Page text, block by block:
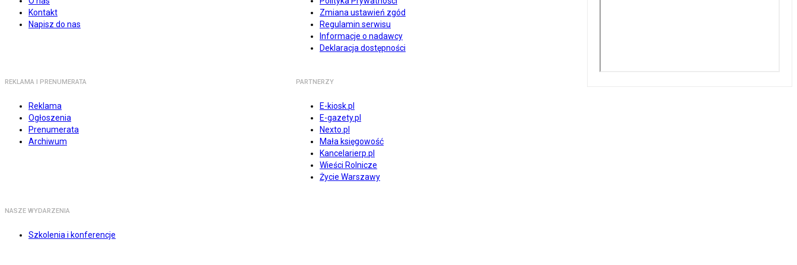
Kontakt
Napisz do nas
Zmiana ustawień zgód
Regulamin serwisu
Informacje o nadawcy
Deklaracja dostępności
REKLAMA I PRENUMERATA
Reklama
Ogłoszenia
Prenumerata
Archiwum
PARTNERZY
E-kiosk.pl
E-gazety.pl
Nexto.pl
Mała księgowość
Kancelarierp.pl
Wieści Rolnicze
Życie Warszawy
NASZE WYDARZENIA
Szkolenia i konferencje